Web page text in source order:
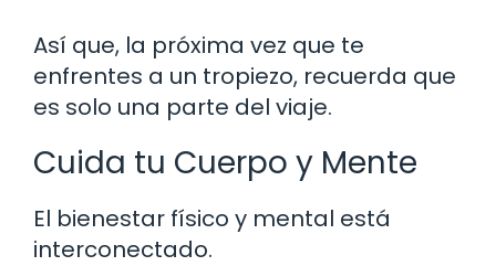
Así que, la próxima vez que te
enfrentes a un tropiezo, recuerda que
es solo una parte del viaje.
Cuida tu Cuerpo y Mente
El bienestar físico y mental está
interconectado.